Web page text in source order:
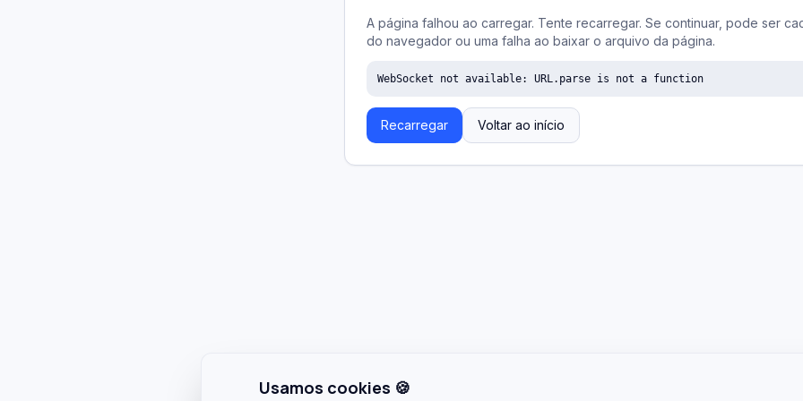
A página falhou ao carregar. Tente recarregar. Se continuar, pode ser
do navegador ou uma falha ao baixar o arquivo da página.
WebSocket not available: URL.parse is not a function
Recarregar Voltar ao início
Usamos cookies 🍪